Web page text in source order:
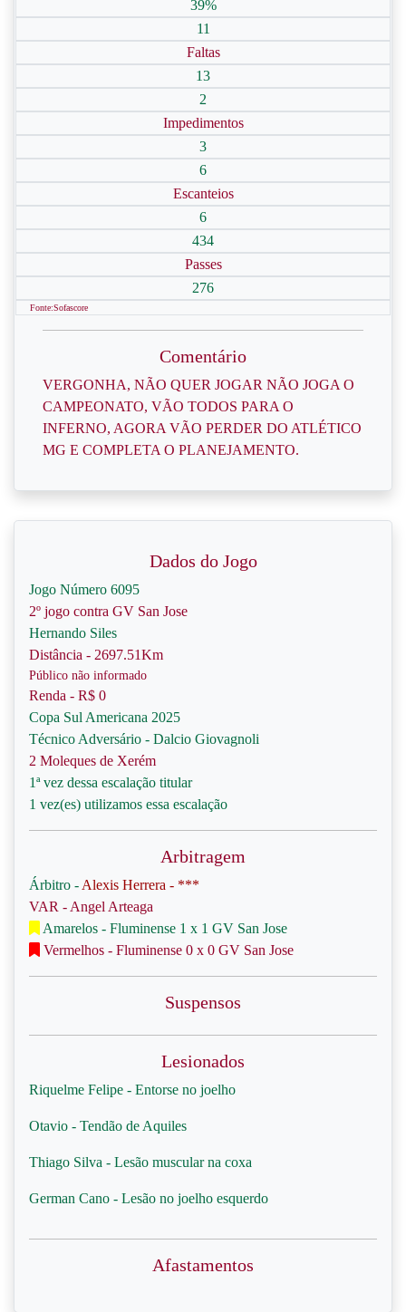
39%
11
Faltas
13
2
Impedimentos
3
6
Escanteios
6
434
Passes
276
Fonte:Sofascore
Comentário
VERGONHA, NÃO QUER JOGAR NÃO JOGA O
CAMPEONATO, VÃO TODOS PARA O
INFERNO, AGORA VÃO PERDER DO ATLÉTICO
MG E COMPLETA O PLANEJAMENTO.
Dados do Jogo
Jogo Número 6095
2º jogo contra GV San Jose
Hernando Siles
Distância - 2697.51Km
Público não informado
Renda - R$ 0
Copa Sul Americana 2025
Técnico Adversário - Dalcio Giovagnoli
2 Moleques de Xerém
1ª vez dessa escalação titular
1 vez(es) utilizamos essa escalação
Arbitragem
Árbitro - Alexis Herrera - ***
VAR - Angel Arteaga
Amarelos - Fluminense 1 x 1 GV San Jose
Vermelhos - Fluminense 0 x 0 GV San Jose
Suspensos
Lesionados
Riquelme Felipe - Entorse no joelho
Otavio - Tendão de Aquiles
Thiago Silva - Lesão muscular na coxa
German Cano - Lesão no joelho esquerdo
Afastamentos